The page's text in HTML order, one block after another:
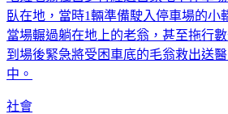
臥在地，當時1輛準備駛入停車場的小
當場輾過躺在地上的老翁，甚至拖行
到場後緊急將受困車底的毛翁救出送
中。
社會